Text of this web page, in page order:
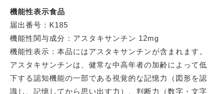
機能性表示食品
届出番号：K185
機能性関与成分：アスタキサンチン 12mg
機能性表示：本品にはアスタキサンチンが含まれます。
アスタキサンチンは、健常な中高年者の加齢によって低
下する認知機能の一部である視覚的な記憶力（図形を認
識し、記憶してから思い出す力）、判断力（数字・文字